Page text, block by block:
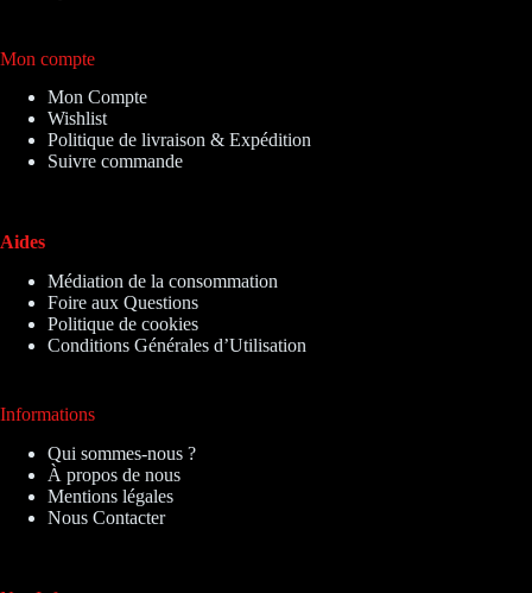
Mon compte
Mon Compte
Wishlist
Politique de livraison & Expédition
Suivre commande
Aides
Médiation de la consommation
Foire aux Questions
Politique de cookies
Conditions Générales d’Utilisation
Informations
Qui sommes-nous ?
À propos de nous
Mentions légales
Nous Contacter